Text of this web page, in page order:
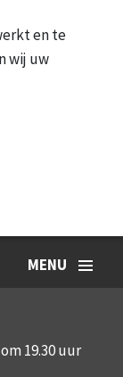
en te
wij uw
MENU
19.30 uur